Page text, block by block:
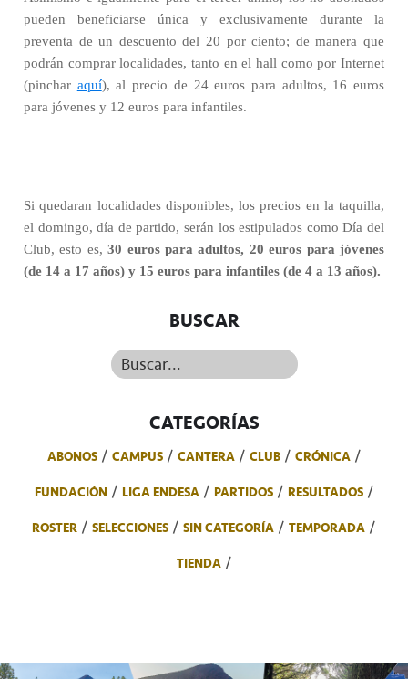
pueden beneficiarse única y exclusivamente durante la
preventa de un descuento del 20 por ciento; de manera que
podrán comprar localidades, tanto en el hall como por Internet
(pinchar aquí), al precio de 24 euros para adultos, 16 euros
para jóvenes y 12 euros para infantiles.
Si quedaran localidades disponibles, los precios en la taquilla,
el domingo, día de partido, serán los estipulados como Día del
Club, esto es,30 euros para adultos, 20 euros para jóvenes
(de 14 a 17 años) y 15 euros para infantiles (de 4 a 13 años).
BUSCAR
Buscar...
CATEGORÍAS
ABONOS CAMPUS CANTERA CLUB
CRÓNICA
FUNDACIÓN
LIGA ENDESA PARTIDOS
RESULTADOS
ROSTER
SELECCIONES SIN CATEGORÍA
TEMPORADA
TIENDA